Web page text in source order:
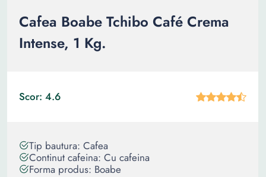
Cafea Boabe Tchibo Café Crema
Intense, 1 Kg.
Scor: 4.6
Tip bautura: Cafea
Continut cafeina: Cu cafeina
Forma produs: Boabe